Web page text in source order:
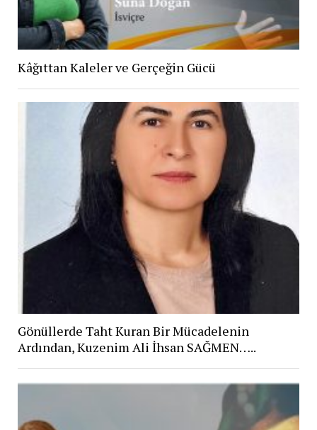
Kâğıttan Kaleler ve Gerçeğin Gücü
Gönüllerde Taht Kuran Bir Mücadelenin
Ardından, Kuzenim Ali İhsan SAĞMEN…..